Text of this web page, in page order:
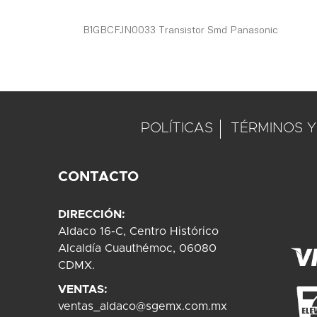
B1GBCFJN0033 Transistor Smd Panasonic
POLÍTICAS TÉRMINOS
CONTACTO
DIRECCIÓN:
Aldaco 16-C, Centro Histórico
Alcaldía Cuauthémoc, 06080
CDMX.
VENTAS:
ventas_aldaco@sgemx.com.mx